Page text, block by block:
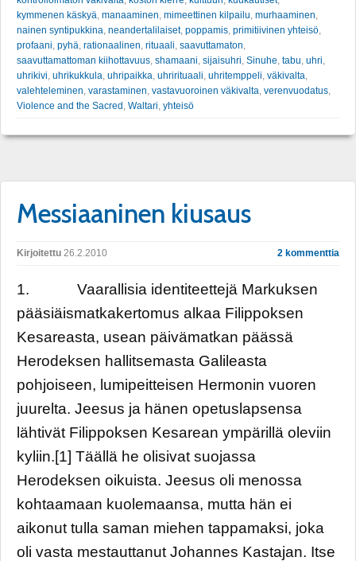
kymmenen käskyä manaaminen mimeettinen kilpailu murhaaminen
nainen syntipukkina neandertalilaiset, poppamis primitiivinen yhteisö
profaani pyhä rationaalinen rituaali saavuttamaton
saavuttamattoman kiihottavuus shamaani sijaisuhri Sinuhe tabu uhri
uhrikivi uhrikukkula uhripaikka uhrirituaali uhritemppeli väkivalta
valehteleminen varastaminen vastavuoroinen väkivalta verenvuodatus
Violence and the Sacred Waltari yhteisö
Messiaaninen kiusaus
Kirjoitettu 26.2.2010 2 kommenttia
1. Vaarallisia identiteettejä Markuksen
pääsiäismatkakertomus alkaa Filippoksen
Kesareasta, usean päivämatkan päässä
Herodeksen hallitsemasta Galileasta
pohjoiseen, lumipeitteisen Hermonin vuoren
juurelta. Jeesus ja hänen opetuslapsensa
lähtivät Filippoksen Kesarean ympärillä oleviin
kyliin.[1] Täällä he olisivat suojassa
Herodeksen oikuista. Jeesus oli menossa
kohtaamaan kuolemaansa, mutta hän ei
aikonut tulla saman miehen tappamaksi, joka
oli vasta mestauttanut Johannes Kastajan. Itse